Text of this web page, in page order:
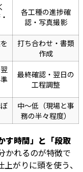
各工種の進捗確
認・写真撮影
打ち合わせ・書類
作成
最終確認・翌日の
工程調整
中〜低（現場と事
務の半々程度）
す時間」と「段取
かれるのが特徴で
がりに頭を使う、